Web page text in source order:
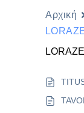
Αρχική